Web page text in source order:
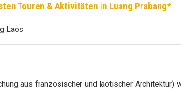
Touren & Aktivitäten in Luang Prabang*
aus französischer und laotischer Architektur)